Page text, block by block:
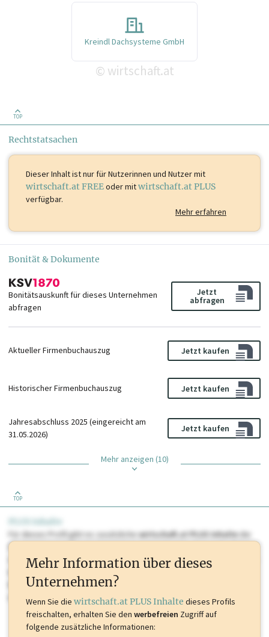
Kreindl Dachsysteme GmbH
© wirtschaft.at
TOP
Rechtstatsachen
Dieser Inhalt istnur für Nutzerinnen und Nutzer mit
wirtschaft.at FREEoder mitwirtschaft.at PLUS
verfügbar.
Mehr erfahren
Bonität & Dokumente
Bonitätsauskunft für dieses Unternehmen
abfragen
Jetzt
abfragen
Aktueller Firmenbuchauszug Jetzt kaufen
Historischer Firmenbuchauszug Jetzt kaufen
Jahresabschluss 2025 (eingereicht am
31.05.2026)
Jetzt kaufen
Mehr anzeigen (10)
TOP
PLUS Inhalte
Für dieses Profil gibt es zusätzlichewirtschaft.at PLUS Inhaltedie
Sie momentan nicht einsehen können. Schalten Sie dieses Profil frei
oder loggen Sie sich ein um diese Inhalte zu sehen. wirtschaft.at PLUS
Marken, Patente, Rechtstatsachen, OTS-Aussendungen, und viele
mehr.
Mehr Information über dieses
Unternehmen?
Wenn Sie die wirtschaft.at PLUS Inhalte dieses Profils
freischalten, erhalten Sie den werbefreien Zugriff auf
folgende zusätzliche Informationen: